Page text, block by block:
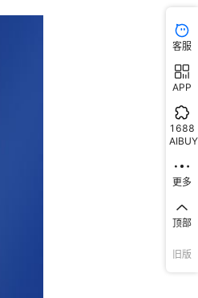
客服
APP
1688
AIBUY
更多
顶部
旧版